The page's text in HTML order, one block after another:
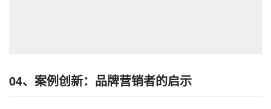
04、 案例创新：品牌营销者的启示